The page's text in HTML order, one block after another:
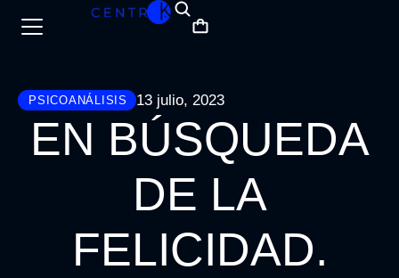
PSICOANÁLISIS 13 julio, 2023
EN BÚSQUEDA
DE LA
FELICIDAD.